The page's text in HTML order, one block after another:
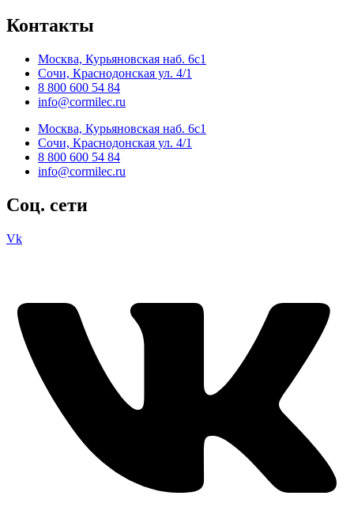
Контакты
Москва, Курьяновская наб. 6с1
Сочи, Краснодонская ул. 4/1
8 800 600 54 84
info@cormilec.ru
Москва, Курьяновская наб. 6с1
Сочи, Краснодонская ул. 4/1
8 800 600 54 84
info@cormilec.ru
Соц. сети
Vk